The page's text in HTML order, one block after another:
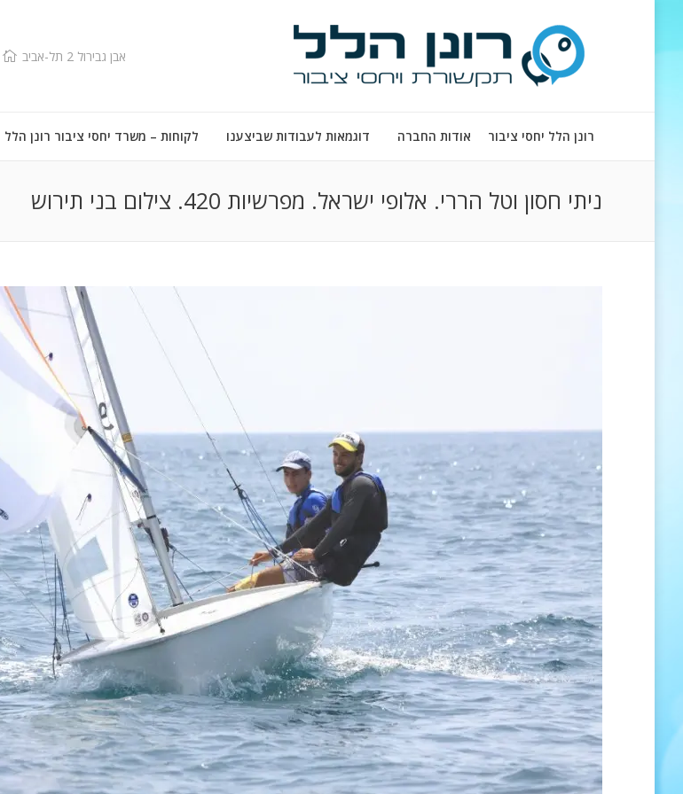
אבן גבירול 2 תל-אביב
רונן הלל יחסי ציבור אודות החברה דוגמאות לעבודות שביצענו לקוחות – משרד יחסי ציבור רונן הלל
ניתי חסון וטל הררי. אלופי ישראל. מפרשיות 420. צילום בני תירוש